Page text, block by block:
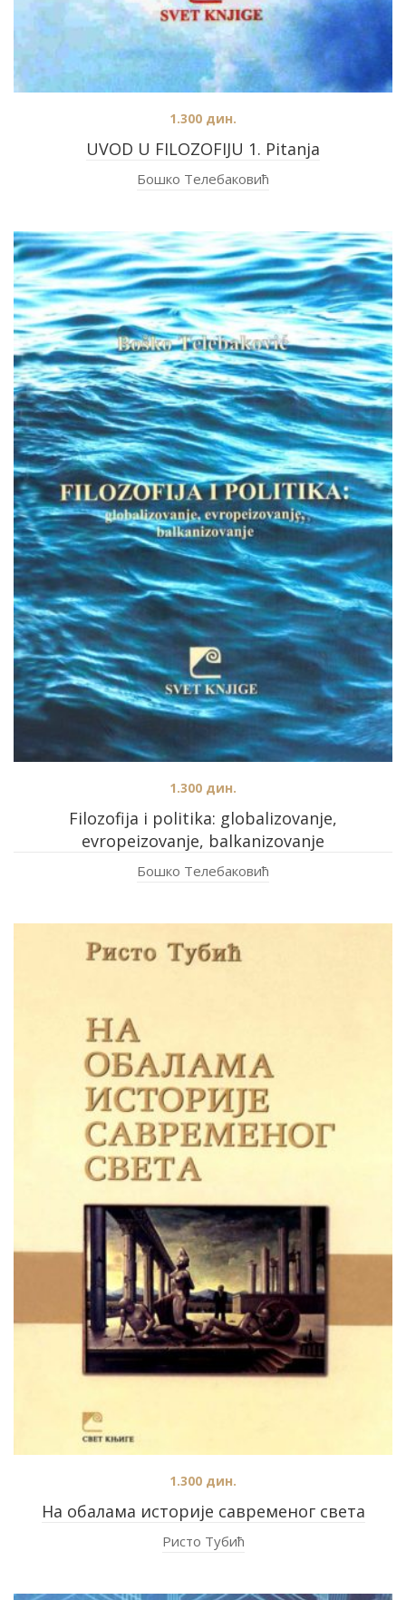
UVOD U FILOZOFIJU 1. Pitanja
1.300 дин.
Бошко Телебаковић
Filozofija i politika: globalizovanje,
evropeizovanje, balkanizovanje
1.300 дин.
Бошко Телебаковић
На обалама историје савременог света
1.300 дин.
Ристо Тубић